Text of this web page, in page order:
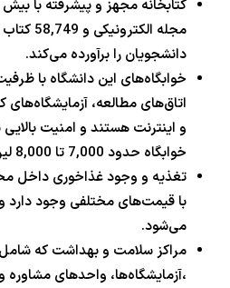
مجله
دانشجویان را برآورده می‌کند.
اتاق‌های مطالعه، آزمایشگاه‌های
و اینترنت هستند و امنیت بالایی
خوابگاه حدود 7,000 تا 8,000 لیر است.
تغذیه و وجود غذاخوری داخل
با قیمت‌های مختلفی وجود دارد
می‌شود.
مراکز سلامت و بهداشت که
،آزمایشگاه‌ها، واحدهای